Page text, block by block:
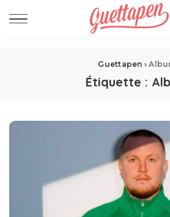
Guettapen ›
Étiquette :